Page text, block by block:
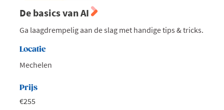
De basics van AI
Ga laagdrempelig aan de slag met handige tips & tricks.
Locatie
Mechelen
Prijs
€255